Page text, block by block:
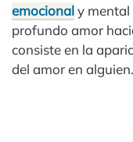
emocionaly mental
profundo amor
consiste en la
del amor en alguien.